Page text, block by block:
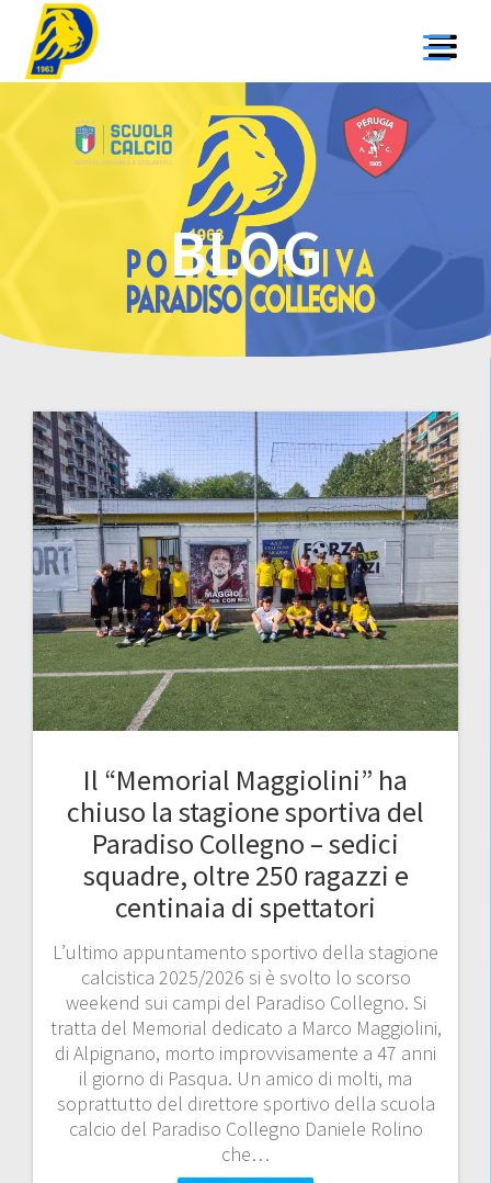
BLOG
Il “Memorial Maggiolini” ha
chiuso la stagione sportiva del
Paradiso Collegno – sedici
squadre, oltre 250 ragazzi e
centinaia di spettatori
L’ultimo appuntamento sportivo della stagione
calcistica 2025/2026 si è svolto lo scorso
weekend sui campi del Paradiso Collegno. Si
tratta del Memorial dedicato a Marco Maggiolini,
di Alpignano, morto improvvisamente a 47 anni
il giorno di Pasqua. Un amico di molti, ma
soprattutto del direttore sportivo della scuola
calcio del Paradiso Collegno Daniele Rolino
che…